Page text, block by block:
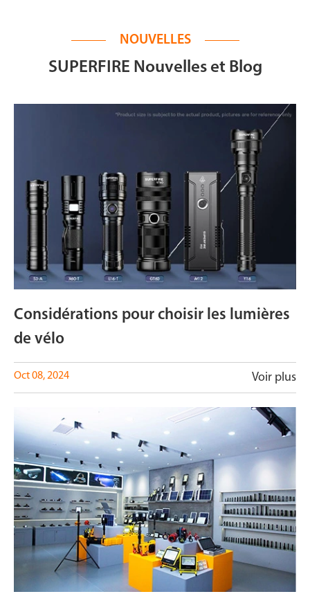
NOUVELLES
SUPERFIRE Nouvelles et Blog
Considérations pour choisir les lumières
de vélo
Oct 08, 2024 Voir plus